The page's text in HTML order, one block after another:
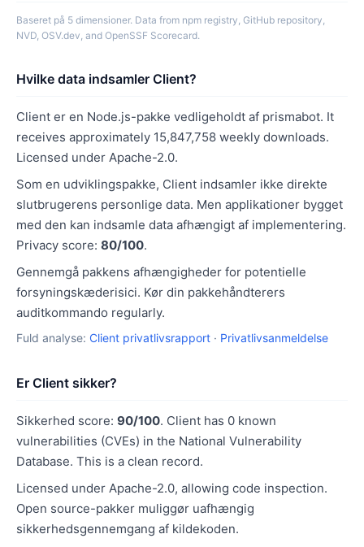
Baseret på 5 dimensioner. Data from npm registry, GitHub repository,
NVD, OSV.dev, and OpenSSF Scorecard.
Hvilke data indsamler Client?
Client er en Node.js-pakke vedligeholdt af prismabot. It
receives approximately 15,847,758 weekly downloads.
Licensed under Apache-2.0.
Som en udviklingspakke, Client indsamler ikke direkte
slutbrugerens personlige data. Men applikationer bygget
med den kan indsamle data afhængigt af implementering.
Privacy score: 80/100.
Gennemgå pakkens afhængigheder for potentielle
forsyningskæderisici. Kør din pakkehåndterers
auditkommando regularly.
Fuld analyse: Client privatlivsrapport · Privatlivsanmeldelse
Er Client sikker?
Sikkerhed score: 90/100. Client has 0 known
vulnerabilities (CVEs) in the National Vulnerability
Database. This is a clean record.
Licensed under Apache-2.0, allowing code inspection.
Open source-pakker muliggør uafhængig
sikkerhedsgennemgang af kildekoden.